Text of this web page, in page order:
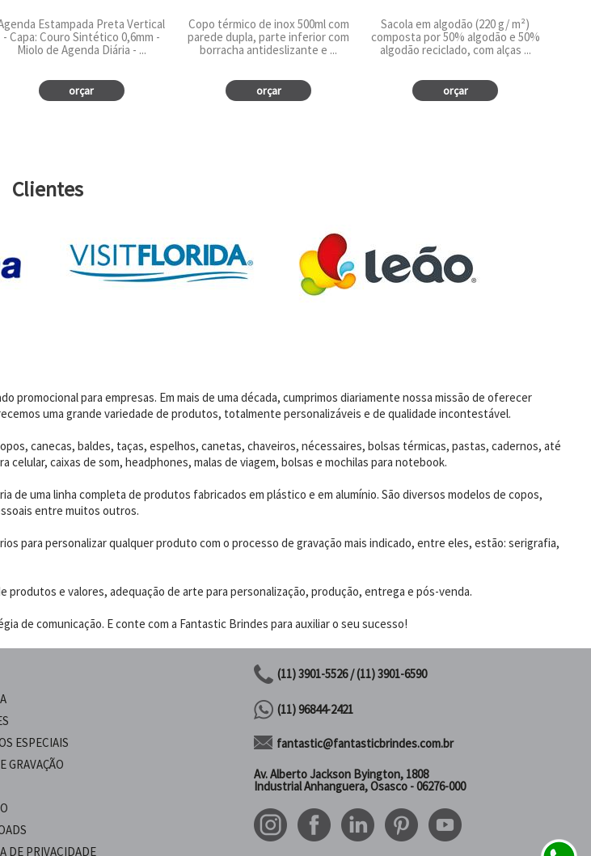
Estampada Preta Vertical
- Capa: Couro Sintético 0,6mm -
Miolo de Agenda Diária - ...
orçar
Copo térmico de inox 500ml com
parede dupla, parte inferior com
borracha antideslizante e ...
orçar
Sacola em algodão (220 g/ m²)
composta por 50% algodão e 50%
algodão reciclado, com alças ...
orçar
Clientes
promocional para empresas. Em mais de uma década, cumprimos diariamente nossa missão de oferecer
uma grande variedade de produtos, totalmente personalizáveis e de qualidade incontestável.
canecas, baldes, taças, espelhos, canetas, chaveiros, nécessaires, bolsas térmicas, pastas, cadernos, até
caixas de som, headphones, malas de viagem, bolsas e mochilas para notebook.
uma linha completa de produtos fabricados em plástico e em alumínio. São diversos modelos de copos,
entre muitos outros.
para personalizar qualquer produto com o processo de gravação mais indicado, entre eles, estão: serigrafia,
e valores, adequação de arte para personalização, produção, entrega e pós-venda.
de comunicação. E conte com a Fantastic Brindes para auxiliar o seu sucesso!
ESPECIAIS
GRAVAÇÃO
DE PRIVACIDADE
(11) 3901-5526 / (11) 3901-6590
(11) 96844-2421
fantastic@fantasticbrindes.com.br
Av. Alberto Jackson Byington, 1808
Industrial Anhanguera, Osasco - 06276-000